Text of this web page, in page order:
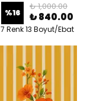
%16
₺ 1,000.00
₺ 840.00
7 Renk 13 Boyut/Ebat